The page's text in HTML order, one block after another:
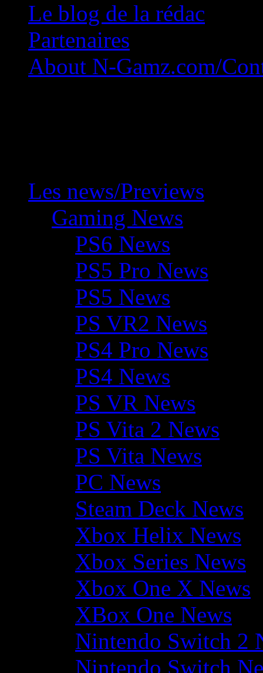
Le blog de la rédac
Partenaires
About N-Gamz.com/
Les news/Previews
Gaming News
PS6 News
PS5 Pro News
PS5 News
PS VR2 News
PS4 Pro News
PS4 News
PS VR News
PS Vita 2 News
PS Vita News
PC News
Steam Deck News
Xbox Helix News
Xbox Series News
Xbox One X News
XBox One News
Nintendo Switch 2
Nintendo Switch